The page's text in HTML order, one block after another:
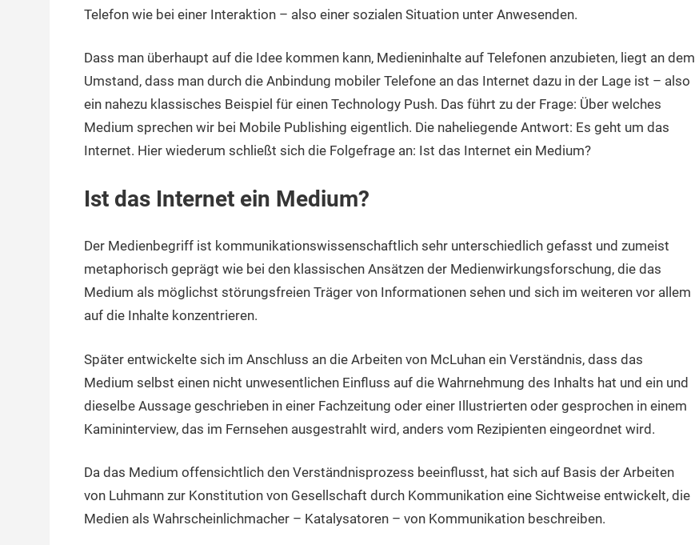
Telefon wie bei einer Interaktion – also einer sozialen Situation unter Anwesenden.
Dass man überhaupt auf die Idee kommen kann, Medieninhalte auf Telefonen anzubieten, liegt an dem
Umstand, dass man durch die Anbindung mobiler Telefone an das Internet dazu in der Lage ist – also
ein nahezu klassisches Beispiel für einen Technology Push. Das führt zu der Frage: Über welches
Medium sprechen wir bei Mobile Publishing eigentlich. Die naheliegende Antwort: Es geht um das
Internet. Hier wiederum schließt sich die Folgefrage an: Ist das Internet ein Medium?
Ist das Internet ein Medium?
Der Medienbegriff ist kommunikationswissenschaftlich sehr unterschiedlich gefasst und zumeist
metaphorisch geprägt wie bei den klassischen Ansätzen der Medienwirkungsforschung, die das
Medium als möglichst störungsfreien Träger von Informationen sehen und sich im weiteren vor allem
auf die Inhalte konzentrieren.
Später entwickelte sich im Anschluss an die Arbeiten von McLuhan ein Verständnis, dass das
Medium selbst einen nicht unwesentlichen Einfluss auf die Wahrnehmung des Inhalts hat und ein und
dieselbe Aussage geschrieben in einer Fachzeitung oder einer Illustrierten oder gesprochen in einem
Kamininterview, das im Fernsehen ausgestrahlt wird, anders vom Rezipienten eingeordnet wird.
Da das Medium offensichtlich den Verständnisprozess beeinflusst, hat sich auf Basis der Arbeiten
von Luhmann zur Konstitution von Gesellschaft durch Kommunikation eine Sichtweise entwickelt, die
Medien als Wahrscheinlichmacher – Katalysatoren – von Kommunikation beschreiben.